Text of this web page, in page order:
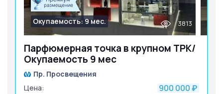
Парфюмерная точка в крупном ТРК/
Окупаемость 9 мес
Окупаемость: 9 мес. 3813
Пр. Просвещения
Цена:
900 000 ₽